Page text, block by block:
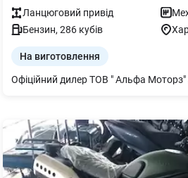
Ланцюговий привід
Бензин, 286 кубів
На виготовлення
Офіційний дилер ТОВ " Альфа Моторз"